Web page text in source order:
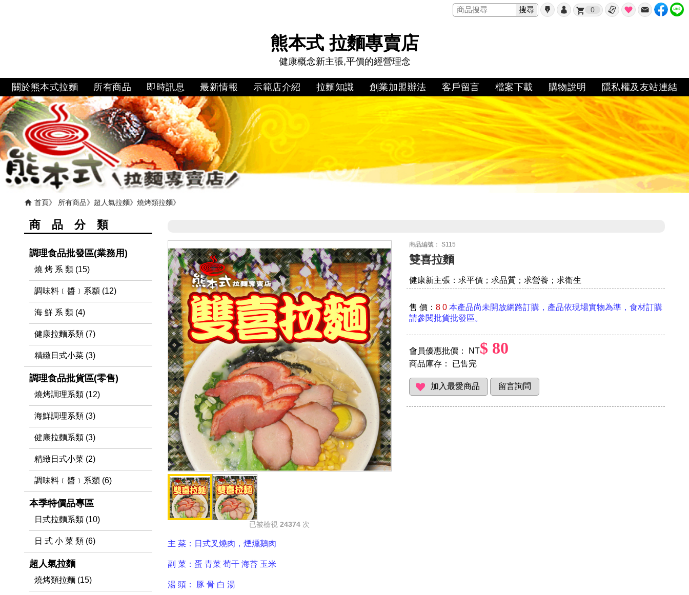
搜尋 0
熊本式 拉麵專賣店
健康概念新主張,平價的經營理念
關於熊本式拉麵 所有商品 即時訊息 最新情報 示範店介紹 拉麵知識 創業加盟辦法 客戶留言 檔案下載 購物說明 隱私權及友站連結
首頁 所有商品 超人氣拉麵 燒烤類拉麵
✖
已被檢視24374 次
商品編號： S115
雙喜拉麵
健康新主張：求平價；求品質；求營養；求衛生
售 價： 8 0 本產品尚未開放網路訂購，產品依現場實物為準，食材訂購
請參閱批貨批發區。
會員優惠批價： NT$ 80
商品庫存： 已售完
主 菜：日式叉燒肉，煙燻鵝肉
副 菜：蛋 青菜 荀干 海苔 玉米
湯 頭： 豚 骨 白 湯
商 品 分 類
調理食品批發區(業務用)
燒 烤 系 類 (15)
調味料﹝醬﹞系纇 (12)
海 鮮 系 類 (4)
健康拉麵系類 (7)
精緻日式小菜 (3)
調理食品批貨區(零售)
燒烤調理系類 (12)
海鮮調理系類 (3)
健康拉麵系類 (3)
精緻日式小菜 (2)
調味料﹝醬﹞系纇 (6)
本季特價品專區
日式拉麵系類 (10)
日 式 小 菜 類 (6)
超人氣拉麵
燒烤類拉麵 (15)